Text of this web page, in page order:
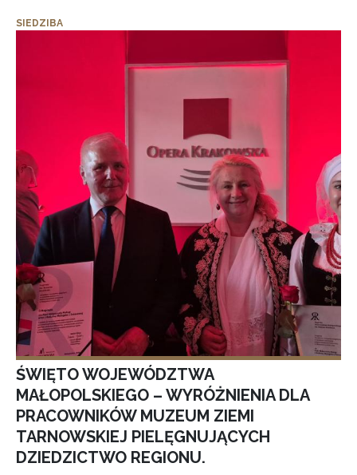
SIEDZIBA
ŚWIĘTO WOJEWÓDZTWA
MAŁOPOLSKIEGO – WYRÓŻNIENIA DLA
PRACOWNIKÓW MUZEUM ZIEMI
TARNOWSKIEJ PIELĘGNUJĄCYCH
DZIEDZICTWO REGIONU.